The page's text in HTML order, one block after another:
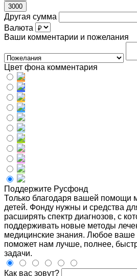
3000
Другая сумма
Валюта
Ваши комментарии и пожелания
Цвет фона комментария
Поддержите Русфонд
Только благодаря вашей помощи
детей. Фонду нужны и средства
расширять спектр диагнозов, с
поддерживать новые методы
медицинские знания. Любое
поможет нам лучше, полнее,
задачи.
Как вас зовут?